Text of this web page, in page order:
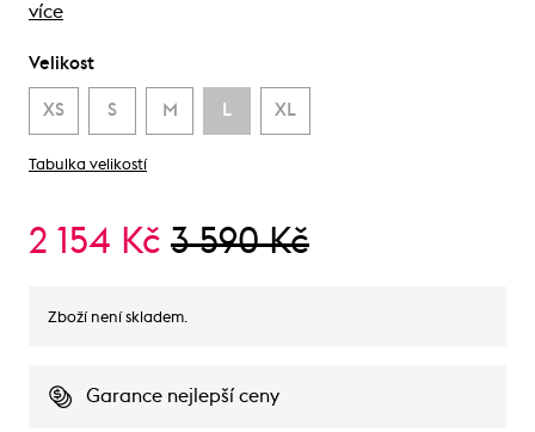
více
Velikost
XS S M L XL
Tabulka velikostí
2 154 Kč 3 590 Kč
Zboží není skladem.
Garance nejlepší ceny